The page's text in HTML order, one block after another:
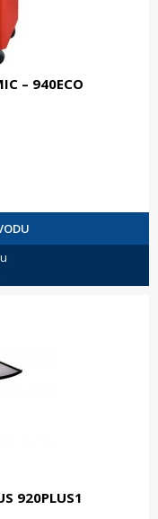
– 940ECO
920PLUS1